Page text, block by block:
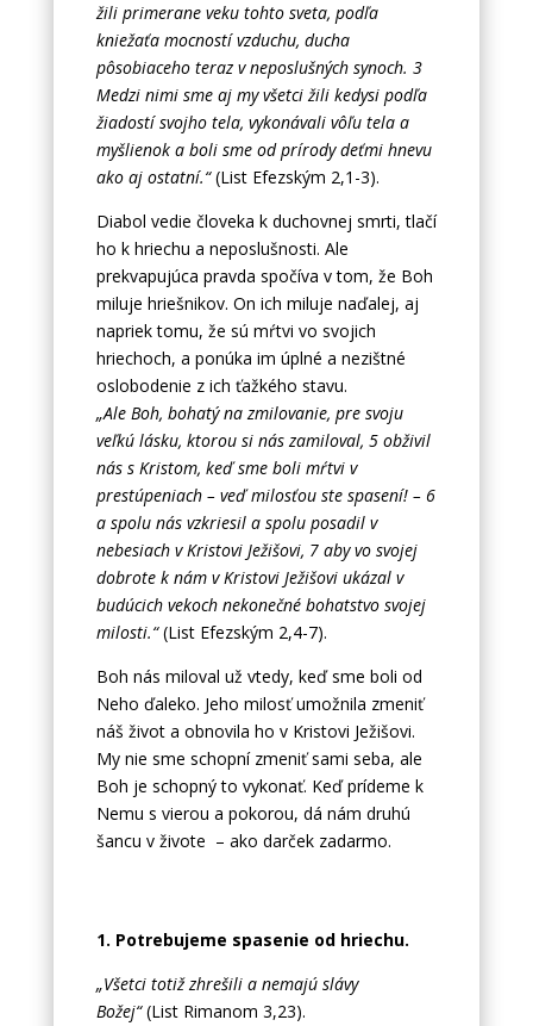
žili primerane veku tohto sveta, podľa
kniežaťa mocností vzduchu, ducha
pôsobiaceho teraz v neposlušných synoch. 3
Medzi nimi sme aj my všetci žili kedysi podľa
žiadostí svojho tela, vykonávali vôľu tela a
myšlienok a boli sme od prírody deťmi hnevu
ako aj ostatní.“(List Efezským 2,1-3).
Diabol vedie človeka k duchovnej smrti, tlačí
ho k hriechu a neposlušnosti. Ale
prekvapujúca pravda spočíva v tom, že Boh
miluje hriešnikov. On ich miluje naďalej, aj
napriek tomu, že sú mŕtvi vo svojich
hriechoch, a ponúka im úplné a nezištné
oslobodenie z ich ťažkého stavu.
„Ale Boh, bohatý na zmilovanie, pre svoju
veľkú lásku, ktorou si nás zamiloval, 5 obživil
nás s Kristom, keď sme boli mŕtvi v
prestúpeniach – veď milosťou ste spasení! – 6
a spolu nás vzkriesil a spolu posadil v
nebesiach v Kristovi Ježišovi, 7 aby vo svojej
dobrote k nám v Kristovi Ježišovi ukázal v
budúcich vekoch nekonečné bohatstvo svojej
milosti.“(List Efezským 2,4-7).
Boh nás miloval už vtedy, keď sme boli od
Neho ďaleko. Jeho milosť umožnila zmeniť
náš život a obnovila ho v Kristovi Ježišovi.
My nie sme schopní zmeniť sami seba, ale
Boh je schopný to vykonať. Keď prídeme k
Nemu s vierou a pokorou, dá nám druhú
šancu v živote – ako darček zadarmo.
1. Potrebujeme spasenie od hriechu.
„Všetci totiž zhrešili a nemajú slávy
Božej“(List Rimanom 3,23).